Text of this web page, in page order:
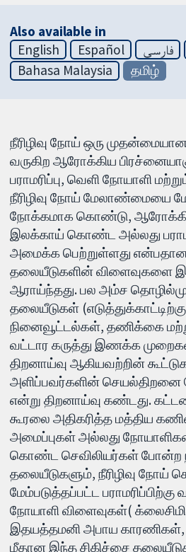
Also available in
English
Español فارسی
Bahasa Malaysia
தமிழ்
நீரிழிவு நோய் ஒரு
வருகிற ஆரோக்கிய
பராமரிப்பு, வெளி நோயாளி
நீரிழிவு நோய் மேலாண்மையை
நோக்கமாக கொண்டு,
இலக்காய் கொண்ட அல்லது
அமைக்க பெற்றுள்ளது என்பதான
தலையீடுகளின் விளைவுகளை
ஆராய்ந்தது. பல அம்ச
தலையீடுகள் (எடுத்துக்காட்டிற்கு,
நினைவூட்டல்கள், தணிக்கை
வட்டார கருத்து இணக்க
திறனாய்வு ஆகியவற்றின்
அளிப்பவர்களின் செயல்திறனை
என்று திறனாய்வு கண்டது.
கூரலை அதிகரித்த மத்திய
அமைப்புகள் அல்லது
கொண்ட செவிலியர்கள் போன்ற
தலையீடுகளும், நீரிழிவு
மேம்படுத்தப்பட்ட
நோயாளி விளைவுகள்(
இதயத்தமனி அபாய
மீதான இந்த சிகிச்சை